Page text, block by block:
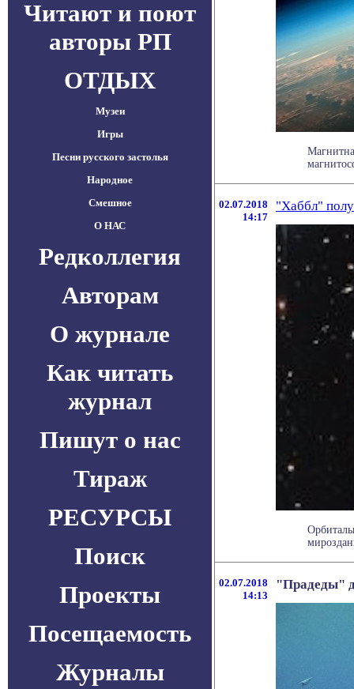
Читают и поют
авторы РП
ОТДЫХ
Музеи
Игры
Песни русского застолья
Народное
Смешное
О НАС
Редколлегия
Авторам
О журнале
Как читать
журнал
Пишут о нас
Тираж
РЕСУРСЫ
Поиск
Проекты
Посещаемость
Журналы
02.07.2018
14:17
"Хаббл"
02.07.2018
14:13
"Прадеды"